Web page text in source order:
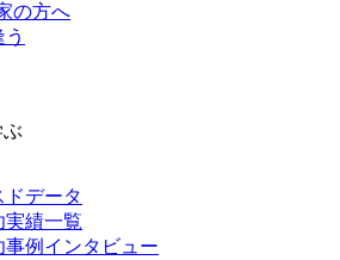
の方へ
ドデータ
実績一覧
事例インタビュー